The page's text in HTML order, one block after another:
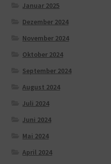
Januar 2025
Dezember 2024
November 2024
Oktober 2024
September 2024
August 2024
Juli 2024
Juni 2024
Mai 2024
April 2024